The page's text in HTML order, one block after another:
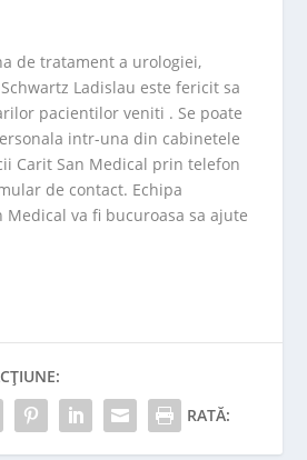
de tratament a urologiei,
Ladislau este fericit sa
pacientilor veniti . Se poate
intr-una din cabinetele
Carit San Medical prin telefon
de contact. Echipa
va fi bucuroasa sa ajute
RATĂ: